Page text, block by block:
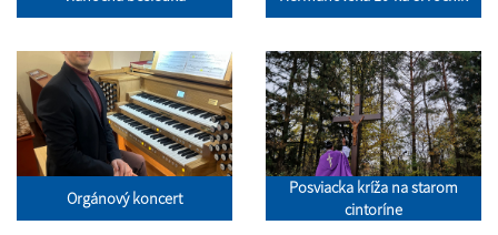
Orgánový koncert
Posviacka kríža na starom
cintoríne